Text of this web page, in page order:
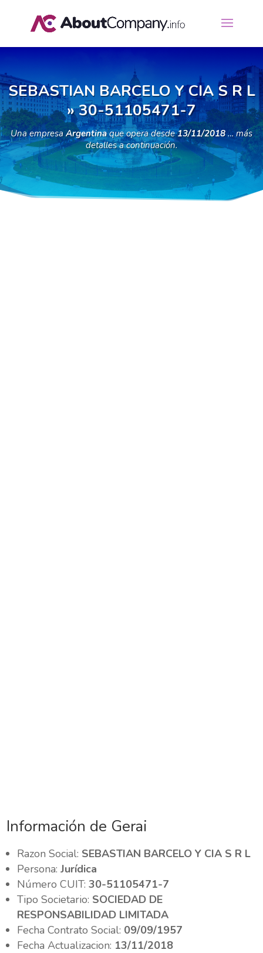
SEBASTIAN BARCELO Y CIA S R L
» 30-51105471-7
Una empresaArgentinaque opera desde13/11/2018… más
detalles a continuación.
Información de Gerai
Razon Social: SEBASTIAN BARCELO Y CIA S R L
Persona:Jurídica
Número CUIT:30-51105471-7
Tipo Societario: SOCIEDAD DE
RESPONSABILIDAD LIMITADA
Fecha Contrato Social: 09/09/1957
Fecha Actualizacion: 13/11/2018